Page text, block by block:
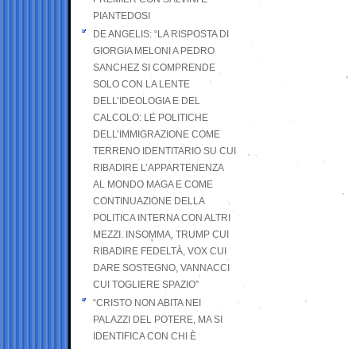
PIANTEDOSI
DE ANGELIS: “LA RISPOSTA DI
GIORGIA MELONI A PEDRO
SANCHEZ SI COMPRENDE
SOLO CON LA LENTE
DELL’IDEOLOGIA E DEL
CALCOLO: LE POLITICHE
DELL’IMMIGRAZIONE COME
TERRENO IDENTITARIO SU CUI
RIBADIRE L’APPARTENENZA
AL MONDO MAGA E COME
CONTINUAZIONE DELLA
POLITICA INTERNA CON ALTRI
MEZZI. INSOMMA, TRUMP CUI
RIBADIRE FEDELTÀ, VOX CUI
DARE SOSTEGNO, VANNACCI
CUI TOGLIERE SPAZIO”
“CRISTO NON ABITA NEI
PALAZZI DEL POTERE, MA SI
IDENTIFICA CON CHI È